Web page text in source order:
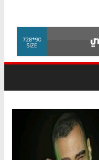
وانتهاء أعمال
يعلن
زهران.. ويؤكد:
العادلة